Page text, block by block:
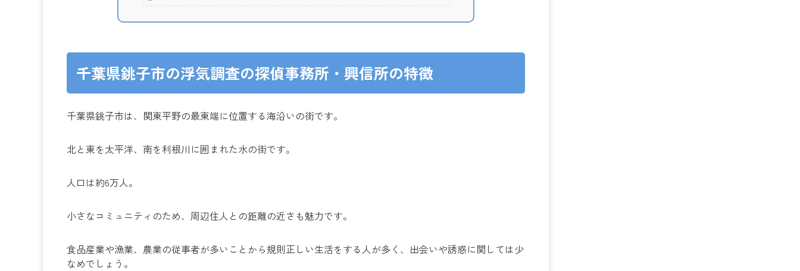
千葉県銚子市の浮気調査の探偵事務所・興信所の特徴
千葉県銚子市は、関東平野の最東端に位置する海沿いの街です。
北と東を太平洋、南を利根川に囲まれた水の街です。
人口は約6万人。
小さなコミュニティのため、周辺住人との距離の近さも魅力です。
食品産業や漁業、農業の従事者が多いことから規則正しい生活をする人が多く、出会いや誘惑に関しては少
なめでしょう。